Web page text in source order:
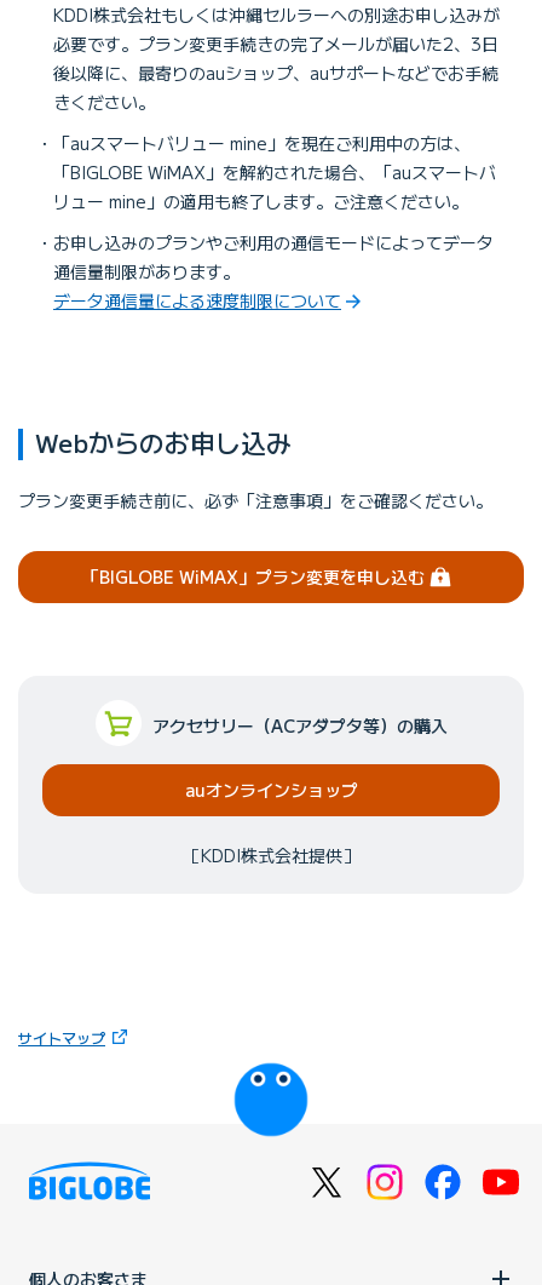
KDDI株式会社もしくは沖縄セルラーへの別途お申し込みが
必要です。プラン変更手続きの完了メールが届いた2、3日
後以降に、最寄りのauショップ、auサポートなどでお手続
きください。
「auスマートバリュー mine」を現在ご利用中の方は、
「BIGLOBE WiMAX」を解約された場合、「auスマートバ
リュー mine」の適用も終了します。ご注意ください。
お申し込みのプランやご利用の通信モードによってデータ
通信量制限があります。
データ通信量による速度制限について
Webからのお申し込み
プラン変更手続き前に、必ず「注意事項」をご確認ください。
「BIGLOBE WiMAX」 プラン変更を申し込む（ログイン）
アクセサリー（ACアダプタ等）の購入
auオンラインショップ
［KDDI株式会社提供］
サイトマップ（新しいタブで開きます）
びっぷるのページ
個人のお客さま